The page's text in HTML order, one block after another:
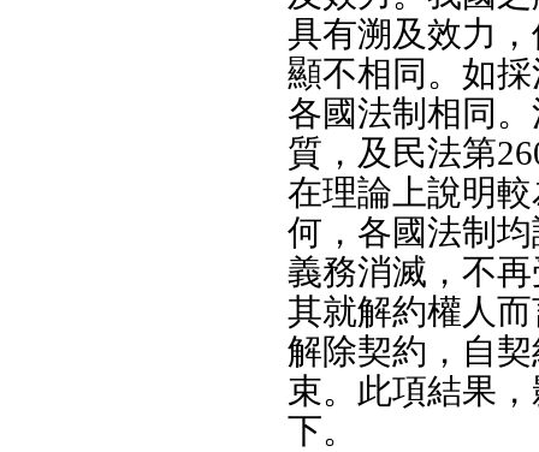
具有溯及效力
顯不相同。如
各國法制相同
質，及民法第
在理論上說明
何，各國法制
義務消滅，不
其就解約權人
解除契約，自
束。此項結果
下。